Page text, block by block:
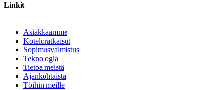
Linkit
Asiakkaamme
Koteloratkaisut
Sopimusvalmistus
Teknologia
Tietoa meistä
Ajankohtaista
Töihin meille